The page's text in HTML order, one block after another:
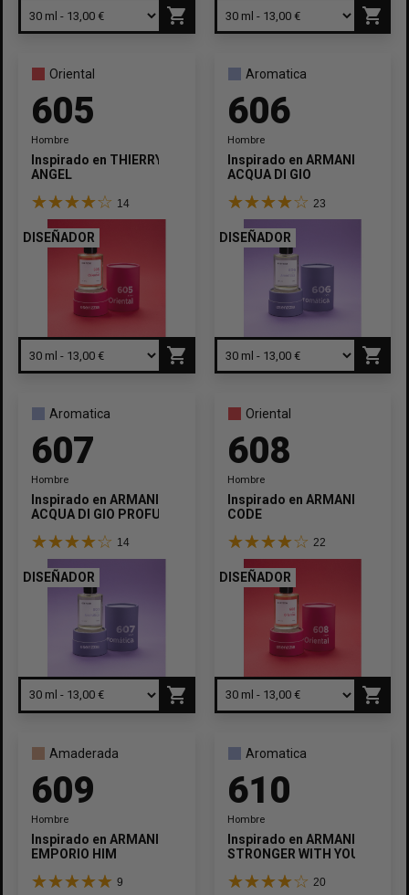
shopping_cart shopping_cart
Oriental
605
Hombre
Inspirado en THIERRY MUGLER
ANGEL
14
DISEÑADOR
shopping_cart
Aromatica
606
Hombre
Inspirado en ARMANI
ACQUA DI GIO
23
DISEÑADOR
shopping_cart
Aromatica
607
Hombre
Inspirado en ARMANI
ACQUA DI GIO PROFUMO
14
DISEÑADOR
shopping_cart
Oriental
608
Hombre
Inspirado en ARMANI
CODE
22
DISEÑADOR
shopping_cart
Amaderada
609
Hombre
Inspirado en ARMANI
EMPORIO HIM
9
Aromatica
610
Hombre
Inspirado en ARMANI
STRONGER WITH YOU
20